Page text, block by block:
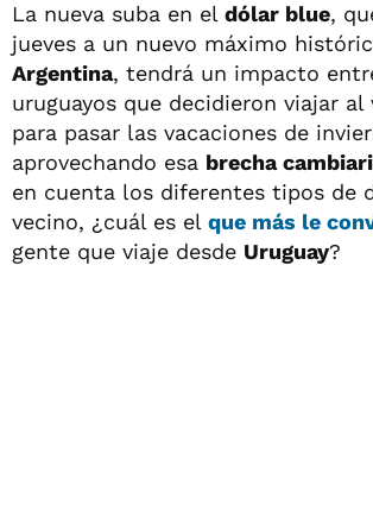
La nueva suba en el dólar blue,
jueves a un nuevo máximo
Argentina, tendrá un impacto
uruguayos que decidieron viajar al
para pasar las vacaciones de
aprovechando esa brecha
en cuenta los diferentes tipos de
vecino, ¿cuál es el que más le
gente que viaje desde Uruguay?